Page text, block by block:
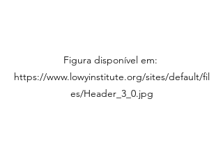
Figura disponível em:
https://www.lowyinstitute.org/sites/default/fil
es/Header_3_0.jpg